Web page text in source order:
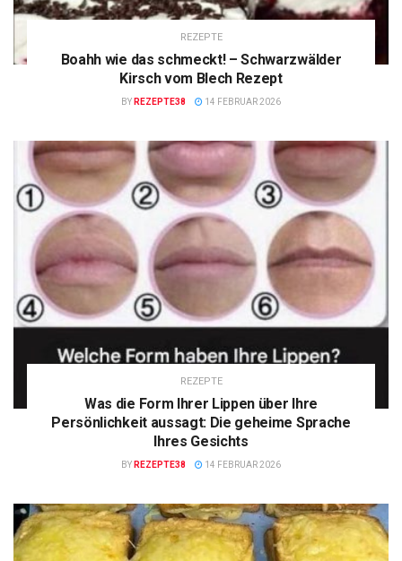
REZEPTE
Boahh wie das schmeckt! – Schwarzwälder
Kirsch vom Blech Rezept
BY REZEPTE38 14 FEBRUAR 2026
REZEPTE
Was die Form Ihrer Lippen über Ihre
Persönlichkeit aussagt: Die geheime Sprache
Ihres Gesichts
BY REZEPTE38 14 FEBRUAR 2026